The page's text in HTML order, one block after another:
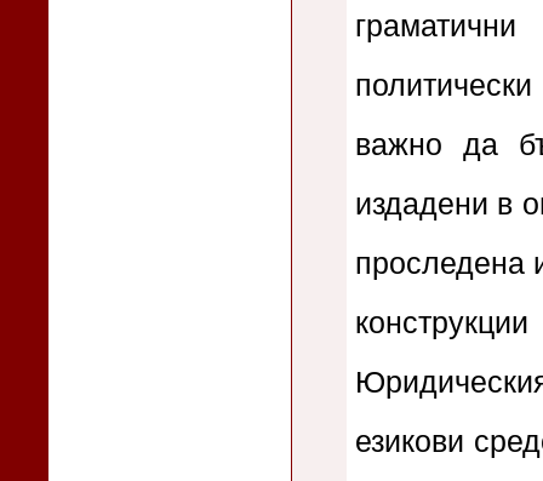
важно да
издадени в
проследена
езикови